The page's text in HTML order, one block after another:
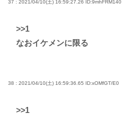
37 : 2021/04/10(土) 16:59:27.26 ID:9mhFRM140
>>1
なおイケメンに限る
38 : 2021/04/10(土) 16:59:36.65 ID:xOMfGT/E0
>>1